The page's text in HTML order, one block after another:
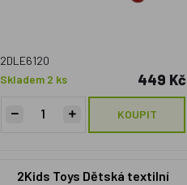
2DLE6120
Skladem 2 ks
449 Kč
KOUPIT
2Kids Toys Dětská textilní